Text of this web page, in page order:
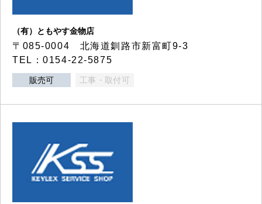
（有）ともやす金物店
〒085-0004 北海道釧路市新富町9-3
TEL：0154-22-5875
販売可 工事・取付可